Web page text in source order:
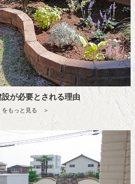
設が必要とされる理由
をもっと見る ＞